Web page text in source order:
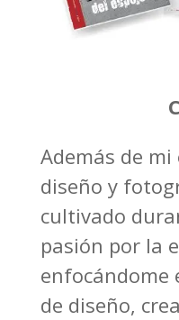
Además de
diseño y
cultivado
pasión por la
enfocándome
de diseño,